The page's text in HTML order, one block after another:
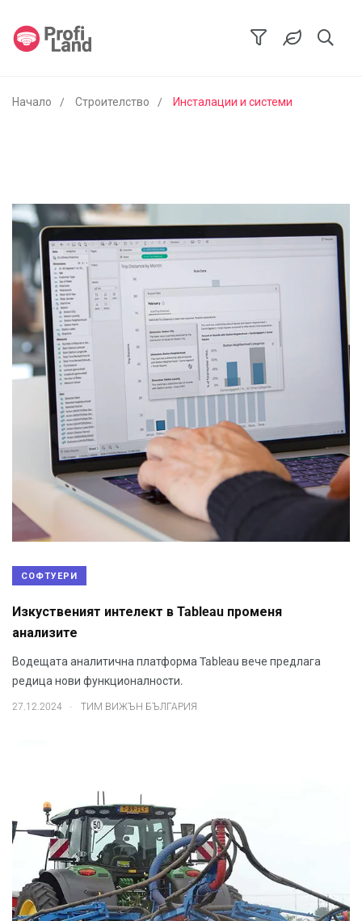
Начало Строителство Инсталации и системи
СОФТУЕРИ
Изкуственият интелект в Tableau променя
анализите
Водещата аналитична платформа Tableau вече предлага
редица нови функционалности.
27.12.2024 . ТИМ ВИЖЪН БЪЛГАРИЯ